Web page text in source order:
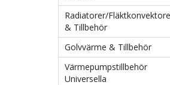
Radiatorer/
& Tillbehör
Golvvärme & Tillbehör
Värmepumpstillbehör
Universella